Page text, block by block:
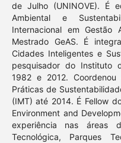
de Julho (UNINOVE). É
Ambiental e
Internacional em Gestão
Mestrado GeAS. É
Cidades Inteligentes e
pesquisador do Instituto
1982 e 2012.
Práticas de
(IMT) até 2014. É Fellow
Environment and
experiência nas áreas
Tecnológica, Parques